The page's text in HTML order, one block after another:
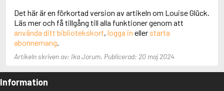
Det här är en förkortad version av artikeln om Louise Glück.
Läs mer och få tillgång till alla funktioner genom att
använda ditt bibliotekskort, logga in eller starta
abonnemang
Artikeln skriven av: Ika Jorum. Publicerad: 20 maj 2024
Information